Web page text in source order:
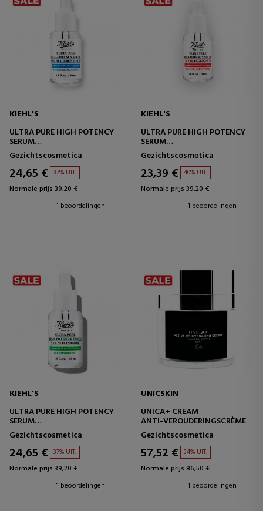
KIEHL'S
ULTRA PURE HIGH POTENCY
SERUM
HYALURONZUURSERUM
Gezichtscosmetica
24,65 € 37% UIT.
Normale prijs 39,20 €
1 beoordelingen
KIEHL'S
ULTRA PURE HIGH POTENCY
SERUM
GLYCOLZUURSERUM
Gezichtscosmetica
23,39 € 40% UIT.
Normale prijs 39,20 €
1 beoordelingen
KIEHL'S
ULTRA PURE HIGH POTENCY
SERUM
NIACINAMIDE SERUM
Gezichtscosmetica
24,65 € 37% UIT.
Normale prijs 39,20 €
1 beoordelingen
UNICSKIN
UNICA+ CREAM
ANTI-VEROUDERINGSCRÈME
Gezichtscosmetica
57,52 € 34% UIT.
Normale prijs 86,50 €
1 beoordelingen